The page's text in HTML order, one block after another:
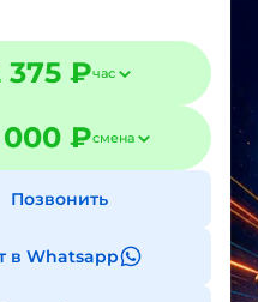
375 ₽час
000 ₽смена
Позвонить
в Whatsapp